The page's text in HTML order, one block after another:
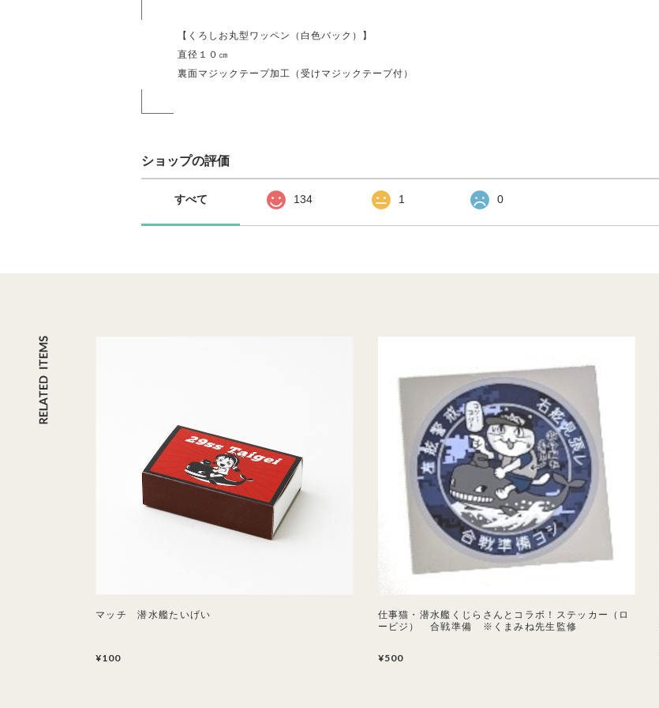
【くろしお丸型ワッペン（白色バック）】
直径１０㎝
裏面マジックテープ加工（受けマジックテープ付）
ショップの評価
すべて 134 1 0
マッチ 潜水艦たいげい
¥100
仕事猫・潜水艦くじらさんとコラボ！ステッカー（ロ
ービジ） 合戦準備 ※くまみね先生監修
¥500